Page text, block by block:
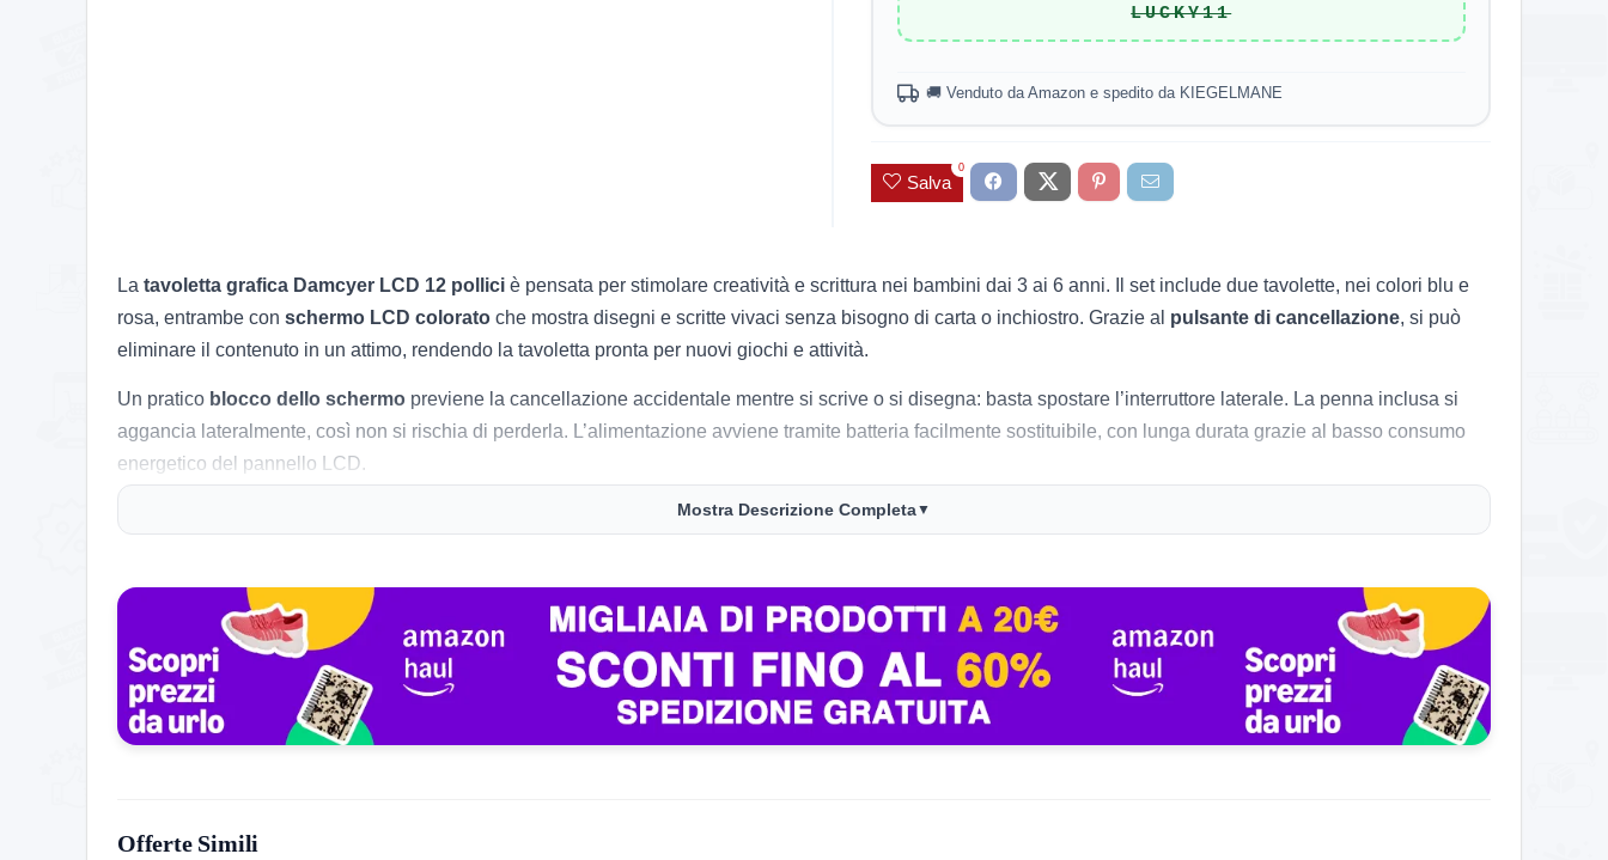
LUCKY11
🚚 Venduto da Amazon e spedito da KIEGELMANE
Salva
0
La tavoletta grafica Damcyer LCD 12 pollici è pensata per stimolare creatività e scrittura nei bambini dai 3 ai 6 anni. Il set include due tavolette, nei colori blu e
rosa, entrambe con schermo LCD colorato che mostra disegni e scritte vivaci senza bisogno di carta o inchiostro. Grazie al pulsante di cancellazione, si può
eliminare il contenuto in un attimo, rendendo la tavoletta pronta per nuovi giochi e attività.
Un pratico blocco dello schermo previene la cancellazione accidentale mentre si scrive o si disegna: basta spostare l’interruttore laterale. La penna inclusa si
aggancia lateralmente, così non si rischia di perderla. L’alimentazione avviene tramite batteria facilmente sostituibile, con lunga durata grazie al basso consumo
energetico del pannello LCD.
Le tavolette hanno un design leggero e resistente, adatto a mani piccole e all’uso in viaggio, a casa o a scuola. Il set viene fornito con
📝 Caratteristiche pratiche:
🎨 Schermo LCD a colori da 12″, scrittura chiara
✏️ Penna inclusa per disegni precisi
🧲 Blocco interruttore per evitare cancellazioni involontarie
🛡️ Materiale plastico leggero e resistente agli urti
Mostra Descrizione Completa▼
Offerte Simili